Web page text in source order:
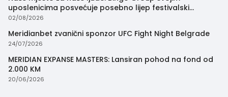
uposlenicima posvećuje posebno lijep festivalski
trenutak
02/08/2026
Meridianbet zvanični sponzor UFC Fight Night Belgrade
24/07/2026
MERIDIAN EXPANSE MASTERS: Lansiran pohod na fond od
2.000 KM
20/06/2026